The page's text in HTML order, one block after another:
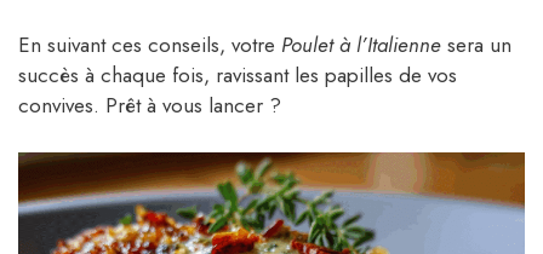
En suivant ces conseils, votre Poulet à l’Italienne sera un
succès à chaque fois, ravissant les papilles de vos
convives. Prêt à vous lancer ?